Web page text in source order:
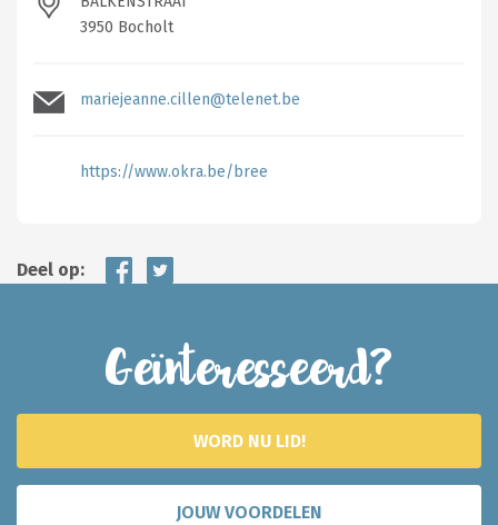
3950 Bocholt
mariejeanne.cillen@telenet.be
https://www.okra.be/bree
Deel op:
Geïnteresseerd?
WORD NU LID!
JOUW VOORDELEN